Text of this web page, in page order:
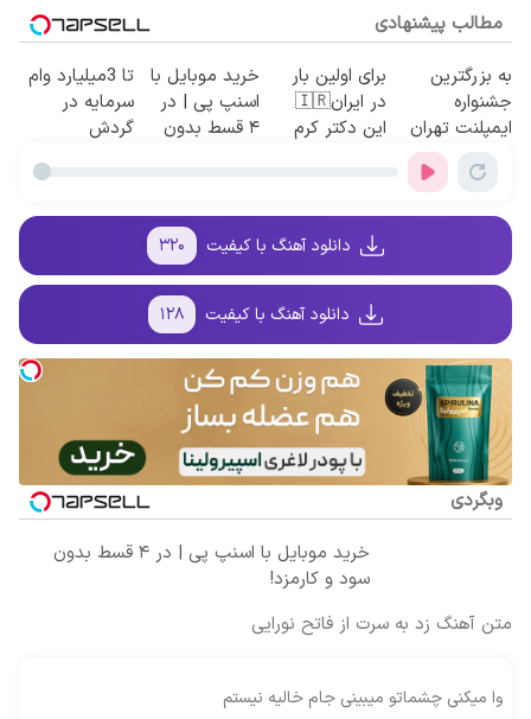
مطالب پیشنهادی
به بزرگترین
جشنواره
ایمپلنت تهران
سر بزنید ! |
فقط ۲۵ میلیون
برای اولین بار
در ایران🇮🇷
این دکتر کرم
خرید موبایل با
اسنپ پی | در
۴ قسط بدون
تا 3میلیارد وام
سرمایه در
گردش
فروشگاهت رو
دانلود آهنگ با کیفیت ۳۲۰
دانلود آهنگ با کیفیت ۱۲۸
وبگردی
خرید موبایل با اسنپ پی | در ۴ قسط بدون
سود و کارمزد!
متن آهنگ زد به سرت از فاتح نورایی
وا میکنی چشماتو میبینی جام خالیه نیستم